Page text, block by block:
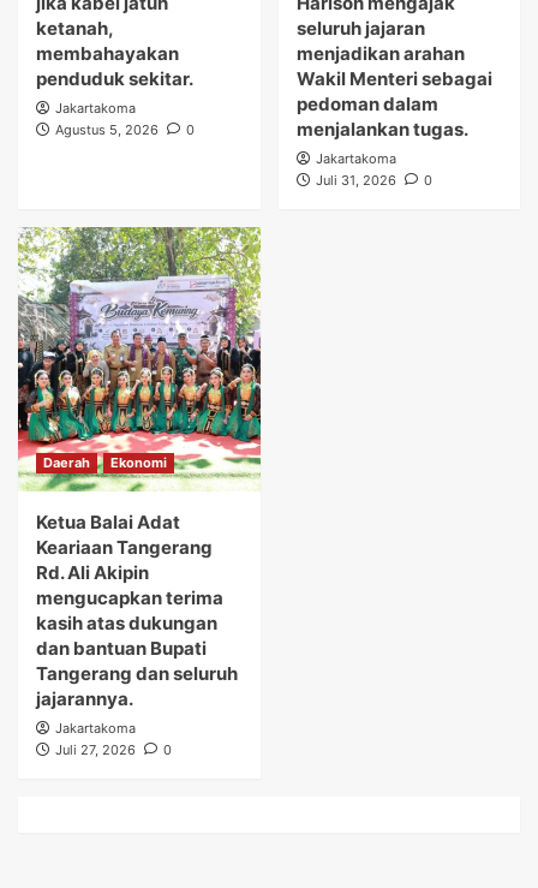
ketanah,
membahayakan
penduduk sekitar.
Jakartakoma
Agustus 5, 2026
0
seluruh jajaran
menjadikan arahan
Wakil Menteri sebagai
pedoman dalam
menjalankan tugas.
Jakartakoma
Juli 31, 2026
0
Daerah Ekonomi
Ketua Balai Adat
Keariaan Tangerang
Rd. Ali Akipin
mengucapkan terima
kasih atas dukungan
dan bantuan Bupati
Tangerang dan seluruh
jajarannya.
Jakartakoma
Juli 27, 2026
0